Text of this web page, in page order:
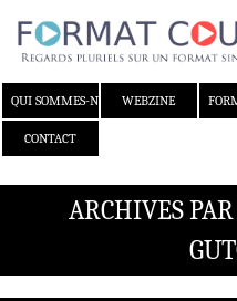
QUI SOMMES-NOUS ?WEBZINE
CONTACT
ARCHIVES